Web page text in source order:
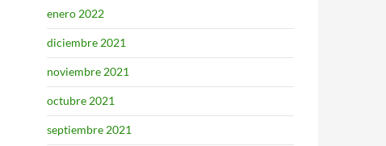
enero 2022
diciembre 2021
noviembre 2021
octubre 2021
septiembre 2021